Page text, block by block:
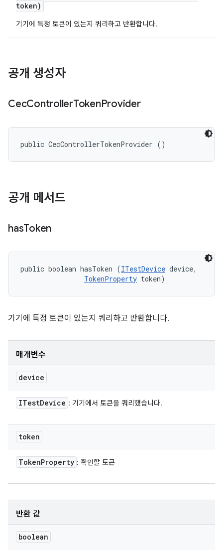
token)
기기에 특정 토큰이 있는지 쿼리하고 반환합니다.
공개 생성자
CecControllerTokenProvider
public CecControllerTokenProvider ()
공개 메서드
hasToken
public boolean hasToken (ITestDevice device,
TokenProperty token)
기기에 특정 토큰이 있는지 쿼리하고 반환합니다.
매개변수
device
ITestDevice : 기기에서 토큰을 쿼리했습니다.
token
TokenProperty : 확인할 토큰
반환 값
boolean